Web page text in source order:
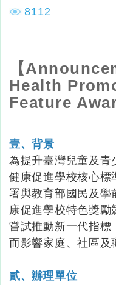
8112
【
Health
Feature
壹、背景
為提升臺灣兒童及青
健康促進學校核心標
署與教育部國民及學
康促進學校特色獎勵
嘗試推動新一代指標
而影響家庭、社區及
貳、辦理單位